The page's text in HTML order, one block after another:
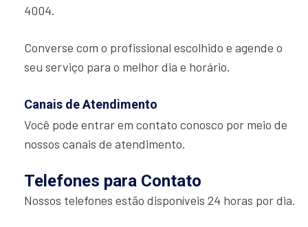
4004.
Converse com o profissional escolhido e agende o
seu serviço para o melhor dia e horário.
Canais de Atendimento
Você pode entrar em contato conosco por meio de
nossos canais de atendimento.
Telefones para Contato
Nossos telefones estão disponíveis 24 horas por dia.